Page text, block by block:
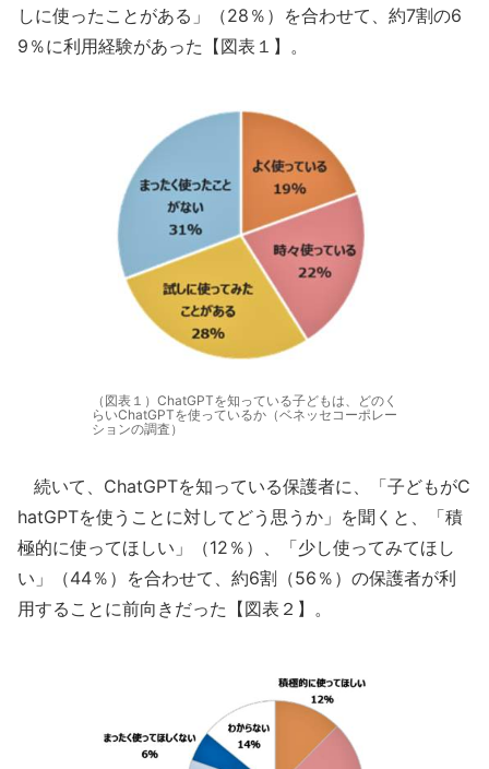
しに使ったことがある」（28％）を合わせて、約7割の6
9％に利用経験があった【図表１】。
（図表１）ChatGPTを知っている子どもは、どのく
らいChatGPTを使っているか（ベネッセコーポレー
ションの調査）
続いて、ChatGPTを知っている保護者に、「子どもがC
hatGPTを使うことに対してどう思うか」を聞くと、「積
極的に使ってほしい」（12％）、「少し使ってみてほし
い」（44％）を合わせて、約6割（56％）の保護者が利
用することに前向きだった【図表２】。